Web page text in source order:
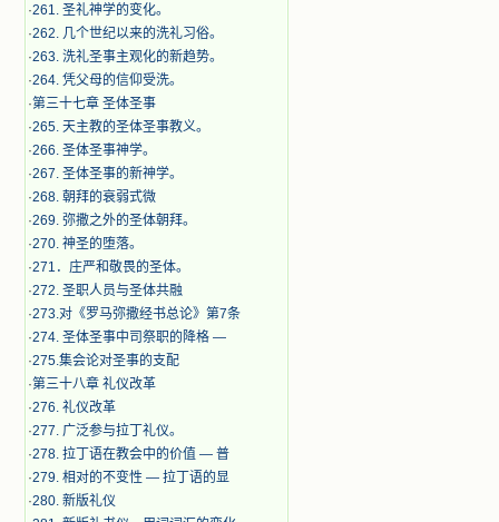
·261. 圣礼神学的变化。
·262. 几个世纪以来的洗礼习俗。
·263. 洗礼圣事主观化的新趋势。
·264. 凭父母的信仰受洗。
·第三十七章 圣体圣事
·265. 天主教的圣体圣事教义。
·266. 圣体圣事神学。
·267. 圣体圣事的新神学。
·268. 朝拜的衰弱式微
·269. 弥撒之外的圣体朝拜。
·270. 神圣的堕落。
·271．庄严和敬畏的圣体。
·272. 圣职人员与圣体共融
·273.对《罗马弥撒经书总论》第7条
·274. 圣体圣事中司祭职的降格 —
·275.集会论对圣事的支配
·第三十八章 礼仪改革
·276. 礼仪改革
·277. 广泛参与拉丁礼仪。
·278. 拉丁语在教会中的价值 — 普
·279. 相对的不变性 — 拉丁语的显
·280. 新版礼仪